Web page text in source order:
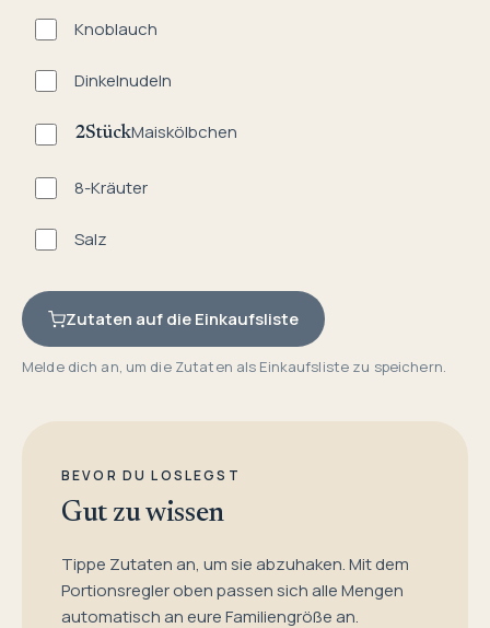
Knoblauch
Dinkelnudeln
2StückMaiskölbchen
8-Kräuter
Salz
Zutaten auf die Einkaufsliste
Melde dich an, um die Zutaten als Einkaufsliste zu speichern.
BEVOR DU LOSLEGST
Gut zu wissen
Tippe Zutaten an, um sie abzuhaken. Mit dem
Portionsregler oben passen sich alle Mengen
automatisch an eure Familiengröße an.